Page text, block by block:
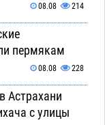
08.08 214
пермякам
08.08 228
Астрахани
с улицы